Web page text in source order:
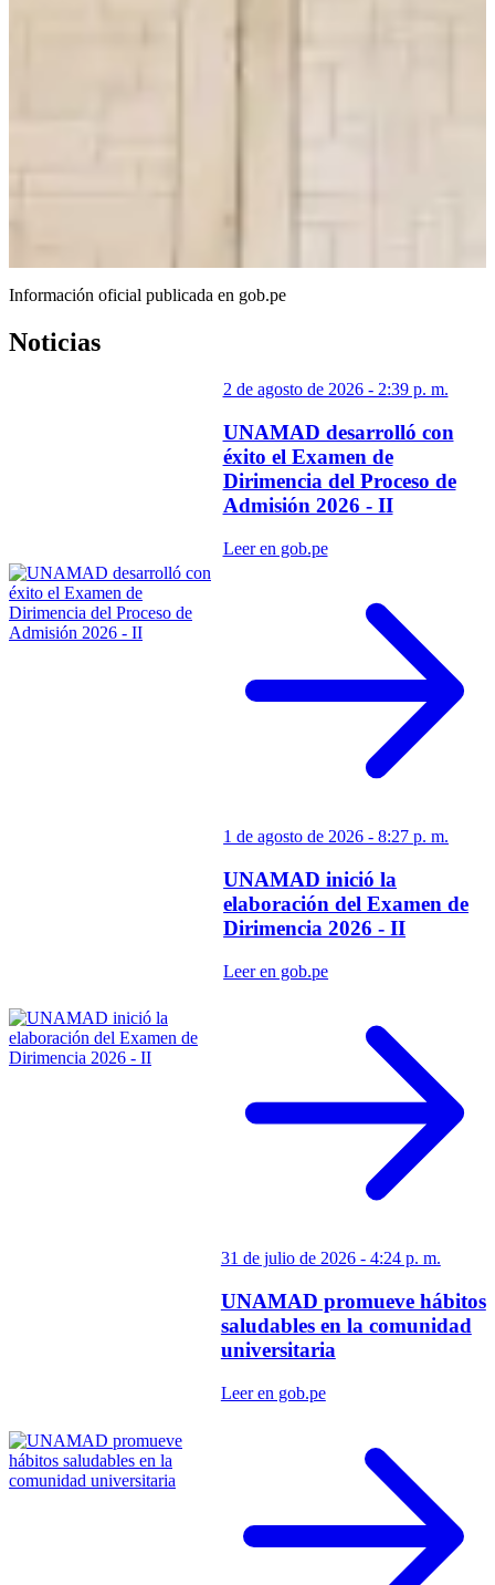
Amazónica de Madre de Dios
Formando profesionales comprometidos con el desarrollo sostenible
Información oficial publicada en gob.pe
Noticias
2 de agosto de 2026 - 2:39 p. m.
UNAMAD desarrolló con
éxito el Examen de
Dirimencia del Proceso de
Admisión 2026 - II
Leer en gob.pe
1 de agosto de 2026 - 8:27 p. m.
UNAMAD inició la
elaboración del Examen de
Dirimencia 2026 - II
Leer en gob.pe
31 de julio de 2026 - 4:24 p. m.
UNAMAD promueve hábitos
saludables en la comunidad
universitaria
Leer en gob.pe